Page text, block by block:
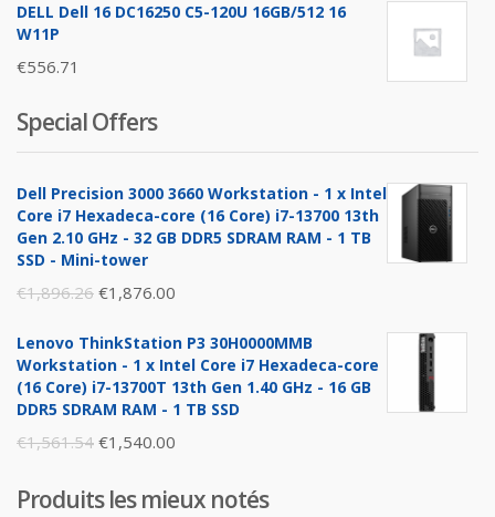
DELL Dell 16 DC16250 C5-120U 16GB/512 16
W11P
€556.71
Special Offers
Dell Precision 3000 3660 Workstation - 1 x Intel
Core i7 Hexadeca-core (16 Core) i7-13700 13th
Gen 2.10 GHz - 32 GB DDR5 SDRAM RAM - 1 TB
SSD - Mini-tower
€1,896.26 Original
was:
€1,896.26.
€1,876.00
is:
€1,876.00.
Lenovo ThinkStation P3 30H0000MMB
Workstation - 1 x Intel Core i7 Hexadeca-core
(16 Core) i7-13700T 13th Gen 1.40 GHz - 16 GB
DDR5 SDRAM RAM - 1 TB SSD
€1,561.54 Original
was:
€1,540.00
is:
Produits les mieux notés